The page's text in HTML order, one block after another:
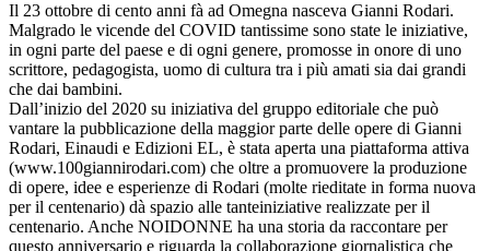
Il 23 ottobre di cento anni fà ad Omegna nasceva Gianni Rodari.
Malgrado le vicende del COVID tantissime sono state le iniziative,
in ogni parte del paese e di ogni genere, promosse in onore di uno
scrittore, pedagogista, uomo di cultura tra i più amati sia dai grandi
che dai bambini.
Dall’inizio del 2020 su iniziativa del gruppo editoriale che può
vantare la pubblicazione della maggior parte delle opere di Gianni
Rodari, Einaudi e Edizioni EL, è stata aperta una piattaforma attiva
(www.100giannirodari.com) che oltre a promuovere la produzione
di opere, idee e esperienze di Rodari (molte rieditate in forma nuova
per il centenario) dà spazio alle tanteiniziative realizzate per il
centenario. Anche NOIDONNE ha una storia da raccontare per
questo anniversario e riguarda la collaborazione giornalistica che